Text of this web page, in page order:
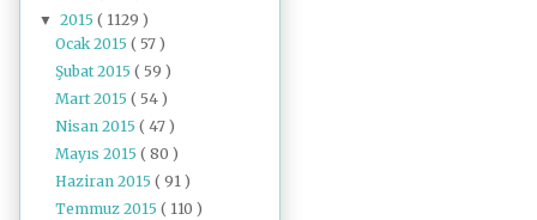
▼ 2015 ( 1129 )
Ocak 2015( 57 )
Şubat 2015( 59 )
Mart 2015( 54 )
Nisan 2015( 47 )
Mayıs 2015( 80 )
Haziran 2015( 91 )
Temmuz 2015( 110 )